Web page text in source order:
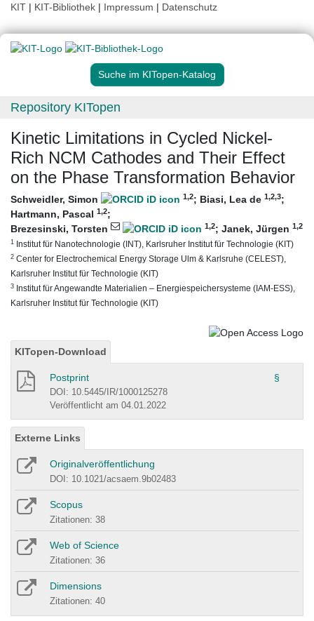
KIT | KIT-Bibliothek | Impressum | Datenschutz
Suche im KITopen-Katalog
Repository KITopen
Kinetic Limitations in Cycled Nickel-
Rich NCM Cathodes and Their Effect
on the Phase Transformation Behavior
Schweidler, Simon 1,2; Biasi, Lea de 1,2,3;
Hartmann, Pascal 1,2;
Brezesinski, Torsten
1,2; Janek, Jürgen 1,2
1 Institut für Nanotechnologie (INT), Karlsruher Institut für Technologie (KIT)
2 Center for Electrochemical Energy Storage Ulm & Karlsruhe (CELEST),
Karlsruher Institut für Technologie (KIT)
3 Institut für Angewandte Materialien – Energiespeichersysteme (IAM-ESS),
Karlsruher Institut für Technologie (KIT)
KITopen-Download
Postprint §
DOI: 10.5445/IR/1000125278
Veröffentlicht am 04.01.2022
Externe Links
Originalveröffentlichung
DOI: 10.1021/acsaem.9b02483
Scopus
Zitationen: 38
Web of Science
Zitationen: 36
Dimensions
Zitationen: 40